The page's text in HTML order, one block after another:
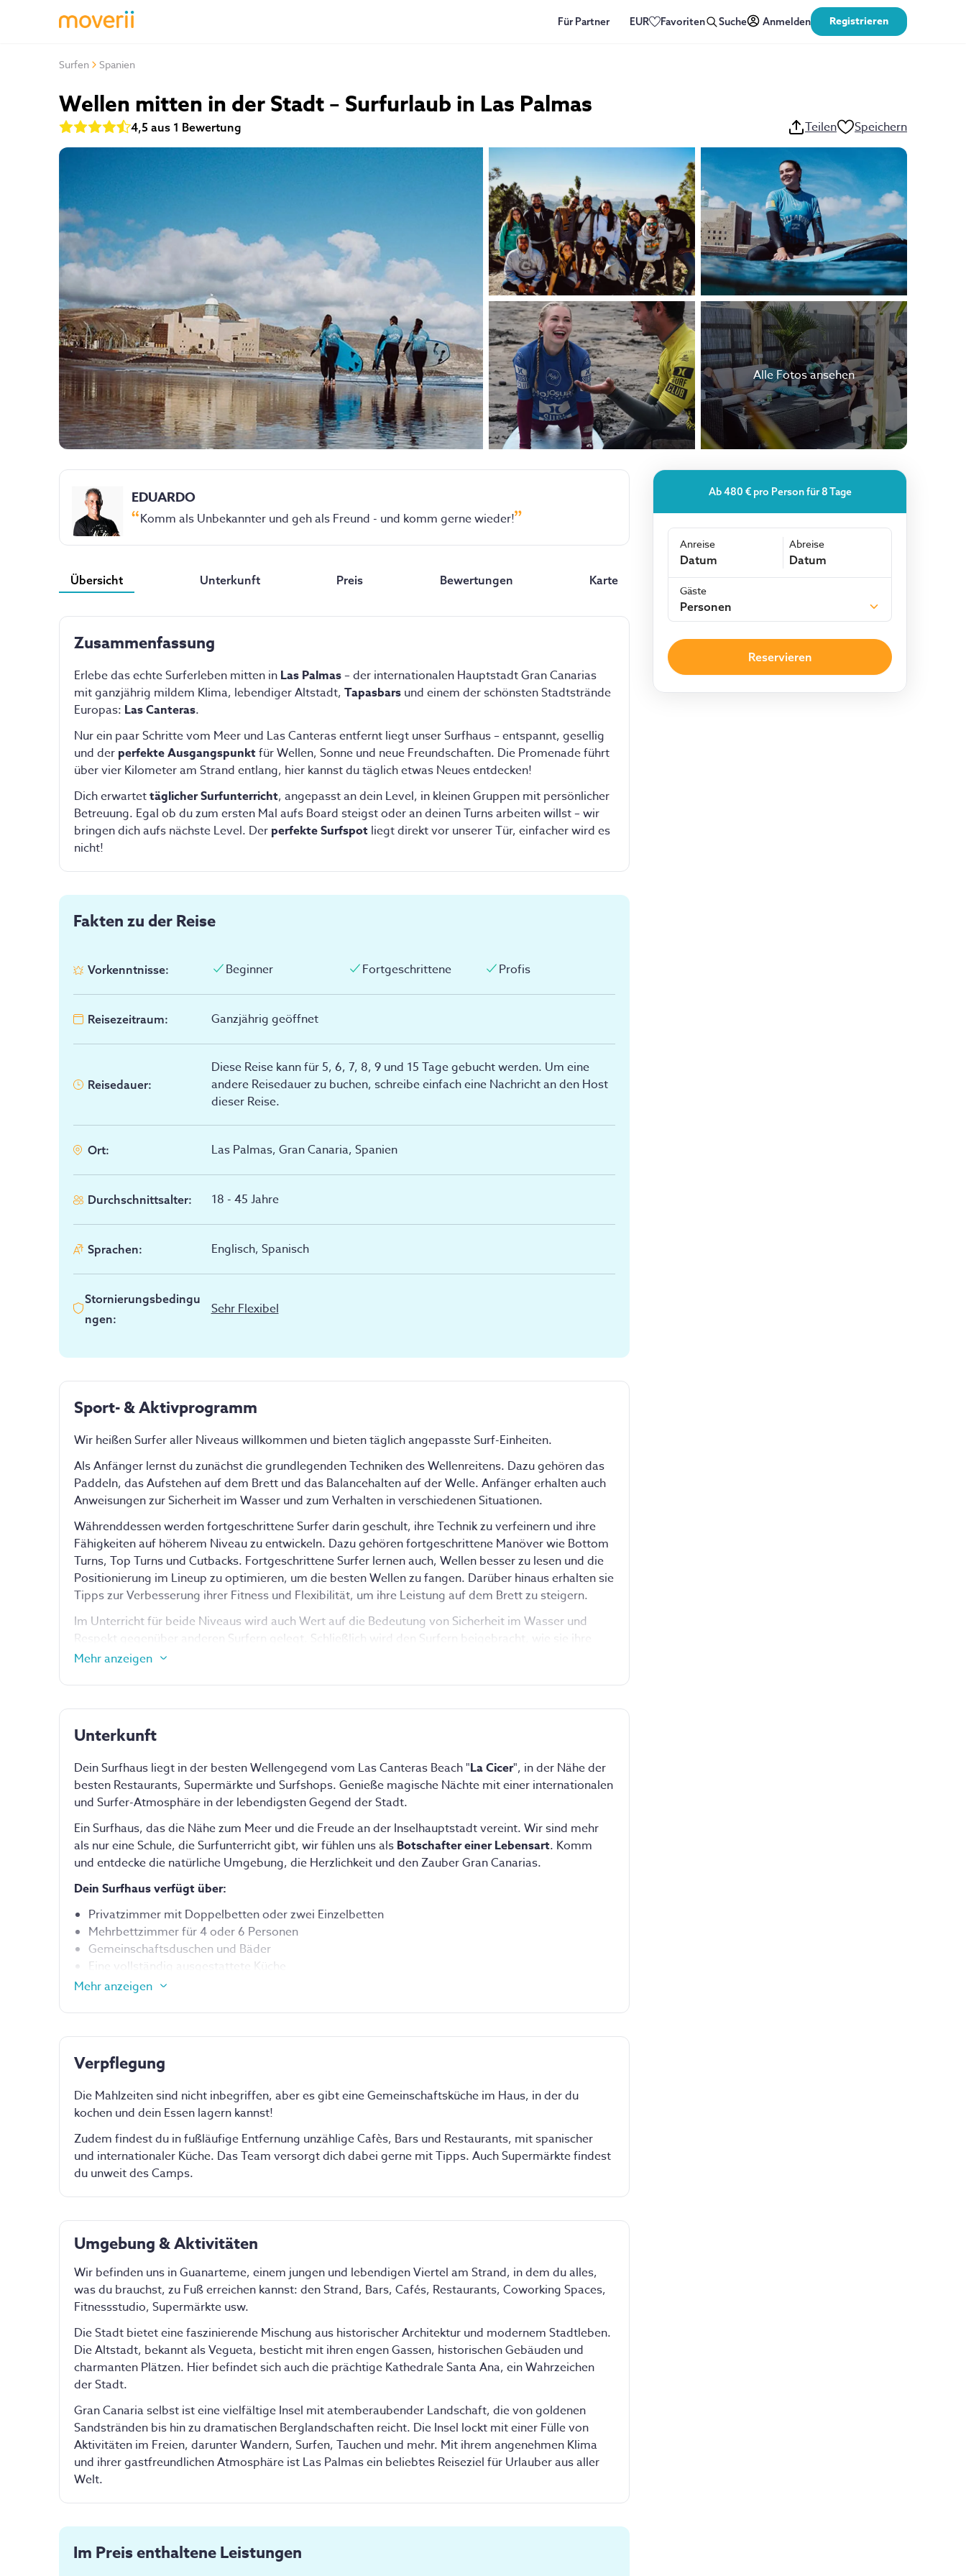
Für Partner EUR Favoriten Suche Anmelden Registrieren
Surfen Spanien
Wellen mitten in der Stadt – Surfurlaub in Las Palmas
4,5 aus 1 Bewertung Teilen Speichern
Alle Fotos ansehen
EDUARDO
Komm als Unbekannter und geh als Freund - und komm gerne wieder!
Übersicht Unterkunft Preis Bewertungen Karte
Zusammenfassung
Erlebe das echte Surferleben mitten in Las Palmas– der internationalen Hauptstadt Gran Canarias
mit ganzjährig mildem Klima, lebendiger Altstadt, Tapasbars und einem der schönsten Stadtstrände
Europas: Las Canteras.
Nur ein paar Schritte vom Meer und Las Canteras entfernt liegt unser Surfhaus – entspannt, gesellig
und der perfekte Ausgangspunktfür Wellen, Sonne und neue Freundschaften. Die Promenade führt
über vier Kilometer am Strand entlang, hier kannst du täglich etwas Neues entdecken!
Dich erwartettäglicher Surfunterricht, angepasst an dein Level, in kleinen Gruppen mit persönlicher
Betreuung. Egal ob du zum ersten Mal aufs Board steigst oder an deinen Turns arbeiten willst – wir
bringen dich aufs nächste Level. Der perfekte Surfspot liegt direkt vor unserer Tür, einfacher wird es
nicht!
Fakten zu der Reise
Vorkenntnisse: Beginner Fortgeschrittene Profis
Reisezeitraum: Ganzjährig geöffnet
Reisedauer:
Diese Reise kann für 5, 6, 7, 8, 9 und 15 Tage gebucht werden. Um eine
andere Reisedauer zu buchen, schreibe einfach eine Nachricht an den Host
dieser Reise.
Ort: Las Palmas, Gran Canaria, Spanien
Durchschnittsalter: 18 - 45 Jahre
Sprachen: Englisch, Spanisch
Stornierungsbedingu
ngen:
Sehr Flexibel
Sport- & Aktivprogramm
Wir heißen Surfer aller Niveaus willkommen und bieten täglich angepasste Surf-Einheiten.
Als Anfänger lernst du zunächst die grundlegenden Techniken des Wellenreitens. Dazu gehören das
Paddeln, das Aufstehen auf dem Brett und das Balancehalten auf der Welle. Anfänger erhalten auch
Anweisungen zur Sicherheit im Wasser und zum Verhalten in verschiedenen Situationen.
Währenddessen werden fortgeschrittene Surfer darin geschult, ihre Technik zu verfeinern und ihre
Fähigkeiten auf höherem Niveau zu entwickeln. Dazu gehören fortgeschrittene Manöver wie Bottom
Turns, Top Turns und Cutbacks. Fortgeschrittene Surfer lernen auch, Wellen besser zu lesen und die
Positionierung im Lineup zu optimieren, um die besten Wellen zu fangen. Darüber hinaus erhalten sie
Tipps zur Verbesserung ihrer Fitness und Flexibilität, um ihre Leistung auf dem Brett zu steigern.
Im Unterricht für beide Niveaus wird auch Wert auf die Bedeutung von Sicherheit im Wasser und
Respekt gegenüber anderen Surfern gelegt. Schließlich wird den Surfern beigebracht, wie sie ihre
persönlichen Ziele setzen und an ihnen arbeiten können, um ihre Fähigkeiten kontinuierlich zu
eine bereichernde Erfahrung zu ermöglichen. Sprich dafür einfach vor Ort mit einem Teammitglied.
Mehr anzeigen
Unterkunft
Dein Surfhaus liegt in der besten Wellengegend vom Las Canteras Beach "La Cicer", in der Nähe der
besten Restaurants, Supermärkte und Surfshops. Genieße magische Nächte mit einer internationalen
und Surfer-Atmosphäre in der lebendigsten Gegend der Stadt.
Ein Surfhaus, das die Nähe zum Meer und die Freude an der Inselhauptstadt vereint. Wir sind mehr
als nur eine Schule, die Surfunterricht gibt, wir fühlen uns als Botschafter einer Lebensart. Komm
und entdecke die natürliche Umgebung, die Herzlichkeit und den Zauber Gran Canarias.
Dein Surfhaus verfügt über:
Privatzimmer mit Doppelbetten oder zwei Einzelbetten
Mehrbettzimmer für 4 oder 6 Personen
Gemeinschaftsduschen und Bäder
Eine vollständig ausgestattete Küche
Lounge mit TV und Coworking-Bereich
Und natürlich dieChill Out Areaim Freien. Der am meisten nachgefragte Bereich des Hauses, in dem
6er-Schlafsaal Geteilt
Mehrbettzimmer mit drei Stockbetten. Du teilst dir das Zimmer mit
maximal fünf weiteren Surfern.
Inbegriffen:
Haartrockner
Allgemeiner Reinigungsservice
Wifi im gesamten Haus
Diese Ausstattung bietet das Zimmer:
Geteiltes
Badezimmer
Bettzeug Handtücher
Jetzt buchen
Inbegriffen:
Mehr anzeigen
Verpflegung
Die Mahlzeiten sind nicht inbegriffen, aber es gibt eine Gemeinschaftsküche im Haus, in der du
kochen und dein Essen lagern kannst!
Zudem findest du in fußläufige Entfernung unzählige Cafès, Bars und Restaurants, mit spanischer
und internationaler Küche. Das Team versorgt dich dabei gerne mit Tipps. Auch Supermärkte findest
du unweit des Camps.
Umgebung & Aktivitäten
Wir befinden uns in Guanarteme, einem jungen und lebendigen Viertel am Strand, in dem du alles,
was du brauchst, zu Fuß erreichen kannst: den Strand, Bars, Cafés, Restaurants, Coworking Spaces,
Fitnessstudio, Supermärkte usw.
Die Stadt bietet eine faszinierende Mischung aus historischer Architektur und modernem Stadtleben.
Die Altstadt, bekannt als Vegueta, besticht mit ihren engen Gassen, historischen Gebäuden und
charmanten Plätzen. Hier befindet sich auch die prächtige Kathedrale Santa Ana, ein Wahrzeichen
der Stadt.
Gran Canaria selbst ist eine vielfältige Insel mit atemberaubender Landschaft, die von goldenen
Sandstränden bis hin zu dramatischen Berglandschaften reicht. Die Insel lockt mit einer Fülle von
Aktivitäten im Freien, darunter Wandern, Surfen, Tauchen und mehr. Mit ihrem angenehmen Klima
und ihrer gastfreundlichen Atmosphäre ist Las Palmas ein beliebtes Reiseziel für Urlauber aus aller
Welt.
Im Preis enthaltene Leistungen
Ab480 € pro Personfür8Tage
Anreise
Datum
Abreise
Datum
Gäste
Personen
Reservieren